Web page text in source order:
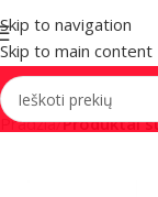
Skip to navigation
Skip to main content
Pradžia/Produktai